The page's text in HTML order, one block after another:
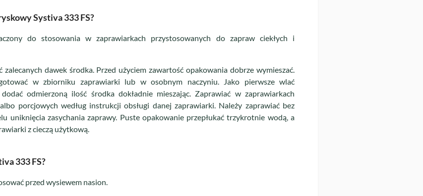
Systiva 333 FS?
do stosowania w zaprawiarkach przystosowanych do zapraw ciekłych i
zalecanych dawek środka. Przed użyciem zawartość opakowania dobrze wymieszać.
w zbiorniku zaprawiarki lub w osobnym naczyniu. Jako pierwsze wlać
odmierzoną ilość środka dokładnie mieszając. Zaprawiać w zaprawiarkach
porcjowych według instrukcji obsługi danej zaprawiarki. Należy zaprawiać bez
uniknięcia zasychania zaprawy. Puste opakowanie przepłukać trzykrotnie wodą, a
z cieczą użytkową.
333 FS?
przed wysiewem nasion.